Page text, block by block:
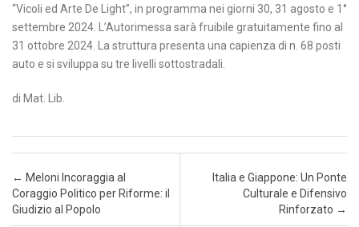
“Vicoli ed Arte De Light”, in programma nei giorni 30, 31 agosto e 1°
settembre 2024. L’Autorimessa sarà fruibile gratuitamente fino al
31 ottobre 2024. La struttura presenta una capienza di n. 68 posti
auto e si sviluppa su tre livelli sottostradali.
di Mat. Lib.
Post navigation
← Meloni Incoraggia al
Coraggio Politico per Riforme: il
Giudizio al Popolo
Italia e Giappone: Un Ponte
Culturale e Difensivo
Rinforzato →